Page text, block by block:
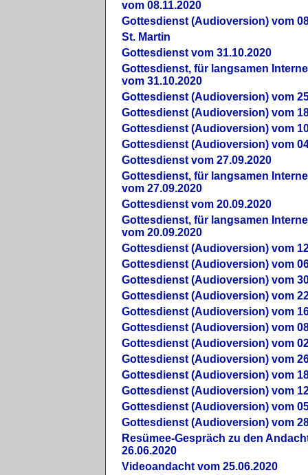
vom 08.11.2020
Gottesdienst (Audioversion) vom
St. Martin
Gottesdienst vom 31.10.2020
Gottesdienst, für langsamen
vom 31.10.2020
Gottesdienst (Audioversion) vom
Gottesdienst (Audioversion) vom
Gottesdienst (Audioversion) vom
Gottesdienst (Audioversion) vom
Gottesdienst vom 27.09.2020
Gottesdienst, für langsamen
vom 27.09.2020
Gottesdienst vom 20.09.2020
Gottesdienst, für langsamen
vom 20.09.2020
Gottesdienst (Audioversion) vom
Gottesdienst (Audioversion) vom
Gottesdienst (Audioversion) vom
Gottesdienst (Audioversion) vom
Gottesdienst (Audioversion) vom
Gottesdienst (Audioversion) vom
Gottesdienst (Audioversion) vom
Gottesdienst (Audioversion) vom
Gottesdienst (Audioversion) vom
Gottesdienst (Audioversion) vom
Gottesdienst (Audioversion) vom
Gottesdienst (Audioversion) vom
Re­sü­mee-Gespräch zu den
26.06.2020
Videoandacht vom 25.06.2020